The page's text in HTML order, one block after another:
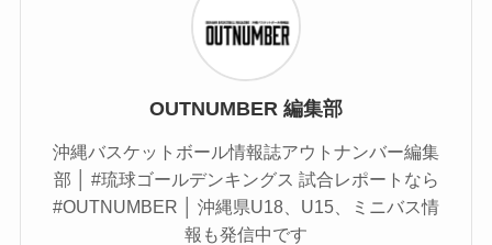
OUTNUMBER 編集部
沖縄バスケットボール情報誌アウトナンバー編集
部 │ #琉球ゴールデンキングス 試合レポートなら
#OUTNUMBER │ 沖縄県U18、U15、ミニバス情
報も発信中です